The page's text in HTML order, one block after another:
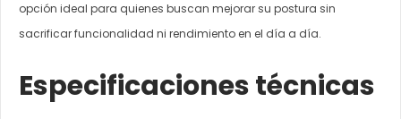
opción ideal para quienes buscan mejorar su postura sin
sacrificar funcionalidad ni rendimiento en el día a día.
Especificaciones técnicas